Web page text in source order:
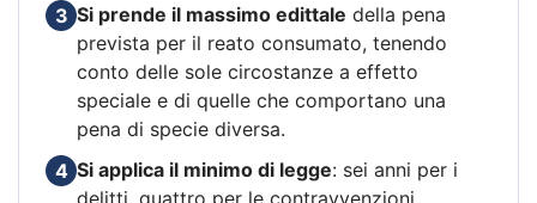
3 Si prende il massimo edittale della pena
prevista per il reato consumato, tenendo
conto delle sole circostanze a effetto
speciale e di quelle che comportano una
pena di specie diversa.
4 Si applica il minimo di legge: sei anni per i
delitti, quattro per le contravvenzioni,